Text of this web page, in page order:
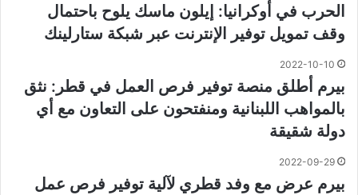
الحرب في أوكرانيا: إيلون ماسك يلوح باحتمال
وقف تمويل توفير الإنترنت عبر شبكة ستارلينك
2022-10-10
بيرم أطلق منصة توفير فرص العمل في قطر: نثق
بالمواهب اللبنانية ومنفتحون على التعاون مع أي
دولة شقيقة
2022-09-29
بيرم عرض مع وفد قطري لآلية توفير فرص عمل